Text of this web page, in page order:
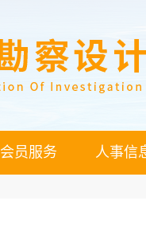
会员服务 人事信